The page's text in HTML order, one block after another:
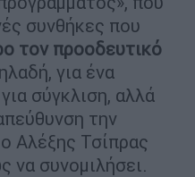
συνθήκες που
τον προοδευτικό
για ένα
σύγκλιση, αλλά
την
Αλέξης Τσίπρας
να συνομιλήσει.